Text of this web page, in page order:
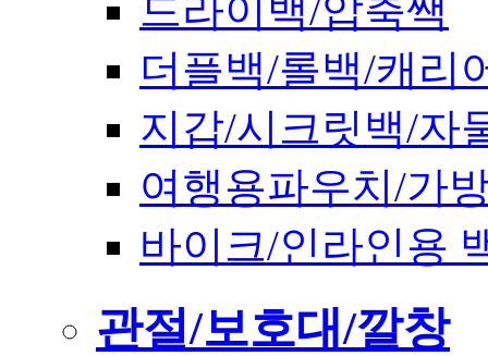
드라이백/압축쌕
더플백/롤백/캐리
지갑/시크릿백/자
여행용파우치/가
바이크/인라인용
관절/보호대/깔창